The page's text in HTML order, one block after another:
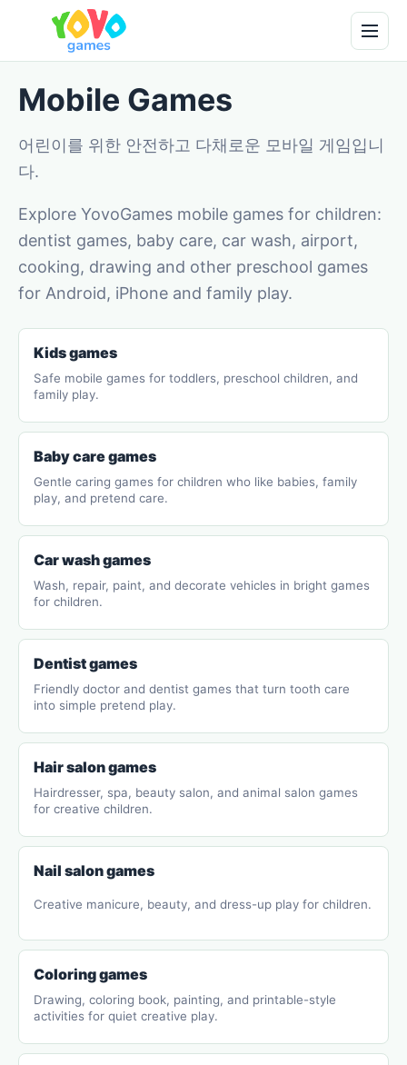
Mobile Games
어린이를 위한 안전하고 다채로운 모바일 게임입니
다.
Explore YovoGames mobile games for children:
dentist games, baby care, car wash, airport,
cooking, drawing and other preschool games
for Android, iPhone and family play.
Kids games
Safe mobile games for toddlers, preschool children, and
family play.
Baby care games
Gentle caring games for children who like babies, family
play, and pretend care.
Car wash games
Wash, repair, paint, and decorate vehicles in bright games
for children.
Dentist games
Friendly doctor and dentist games that turn tooth care
into simple pretend play.
Hair salon games
Hairdresser, spa, beauty salon, and animal salon games
for creative children.
Nail salon games
Creative manicure, beauty, and dress-up play for children.
Coloring games
Drawing, coloring book, painting, and printable-style
activities for quiet creative play.